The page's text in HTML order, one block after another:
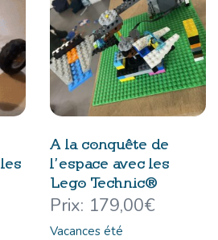
A la conquête de
l’espace avec les
Lego Technic®
179,00€
Vacances été